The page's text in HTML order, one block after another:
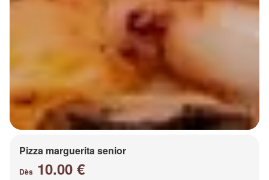
Pizza marguerita senior
Dès 10.00 €